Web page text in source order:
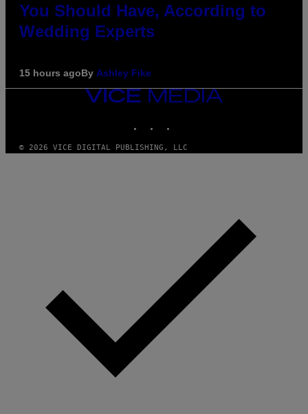
You Should Have, According to
Wedding Experts
15 hours agoBy Ashley Fike
VICE
MEDIA
© 2026 VICE DIGITAL PUBLISHING, LLC